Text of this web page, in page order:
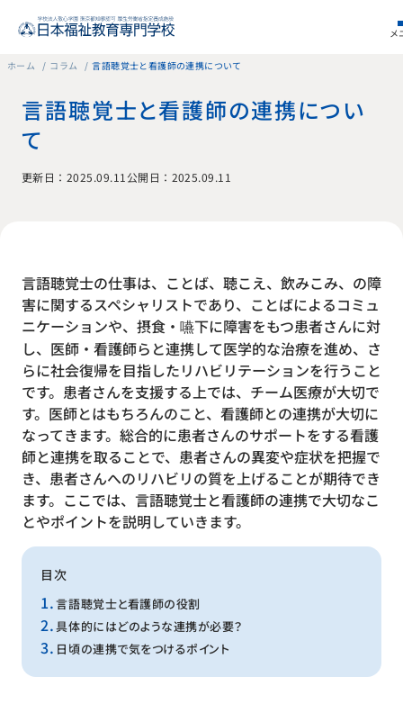
メ
ホーム コラム 言語聴覚士と看護師の連携について
言語聴覚士と看護師の連携につい
て
更新日：2025.09.11 公開日：2025.09.11
言語聴覚士の仕事は、ことば、聴こえ、飲みこみ、の障
害に関するスペシャリストであり、ことばによるコミュ
ニケーションや、摂食・嚥下に障害をもつ患者さんに対
し、医師・看護師らと連携して医学的な治療を進め、さ
らに社会復帰を目指したリハビリテーションを行うこと
です。患者さんを支援する上では、チーム医療が大切で
す。医師とはもちろんのこと、看護師との連携が大切に
なってきます。総合的に患者さんのサポートをする看護
師と連携を取ることで、患者さんの異変や症状を把握で
き、患者さんへのリハビリの質を上げることが期待でき
ます。ここでは、言語聴覚士と看護師の連携で大切なこ
とやポイントを説明していきます。
目次
言語聴覚士と看護師の役割
具体的にはどのような連携が必要？
日頃の連携で気をつけるポイント